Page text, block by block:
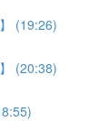
(19:26)
(20:38)